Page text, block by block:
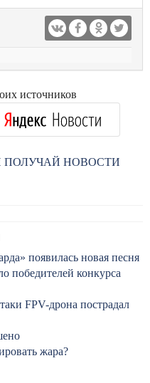
источников
ПОЛУЧАЙ НОВОСТИ
появилась новая песня
победителей конкурса
FPV-дрона пострадал
жара?